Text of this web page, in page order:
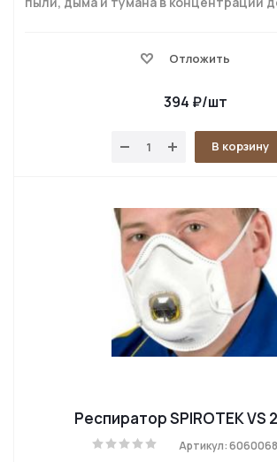
Отложить
394 ₽/шт
В корзину
Респиратор SPIROTEK VS
Артикул: 6060068